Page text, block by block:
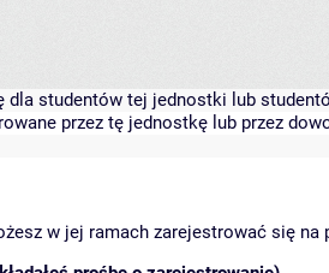
dla studentów tej jednostki lub
przez tę jednostkę lub przez
w jej ramach zarejestrować się na